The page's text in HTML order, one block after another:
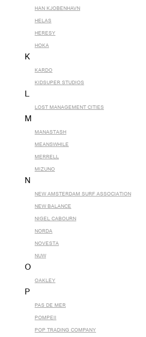
HAN KJOBENHAVN
HELAS
HERESY
HOKA
K
KARDO
KIDSUPER STUDIOS
L
LOST MANAGEMENT CITIES
M
MANASTASH
MEANSWHILE
MERRELL
MIZUNO
N
NEW AMSTERDAM SURF ASSOCIATION
NEW BALANCE
NIGEL CABOURN
NORDA
NOVESTA
NUW
O
OAKLEY
P
PAS DE MER
POMPEII
POP TRADING COMPANY